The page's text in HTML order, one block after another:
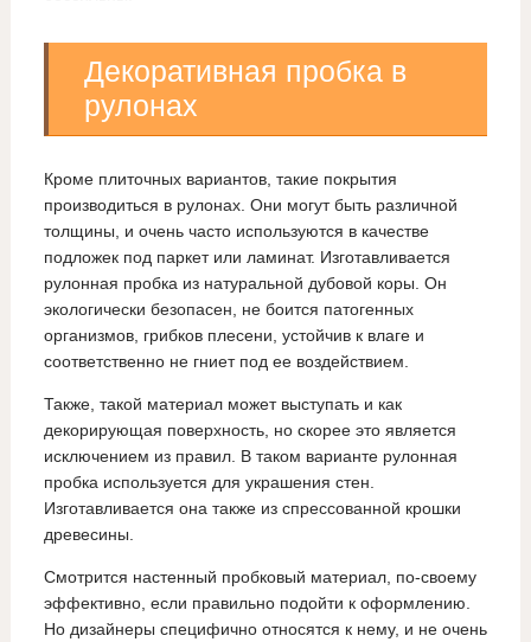
Декоративная пробка в
рулонах
Кроме плиточных вариантов, такие покрытия
производиться в рулонах. Они могут быть различной
толщины, и очень часто используются в качестве
подложек под паркет или ламинат. Изготавливается
рулонная пробка из натуральной дубовой коры. Он
экологически безопасен, не боится патогенных
организмов, грибков плесени, устойчив к влаге и
соответственно не гниет под ее воздействием.
Также, такой материал может выступать и как
декорирующая поверхность, но скорее это является
исключением из правил. В таком варианте рулонная
пробка используется для украшения стен.
Изготавливается она также из спрессованной крошки
древесины.
Смотрится настенный пробковый материал, по-своему
эффективно, если правильно подойти к оформлению.
Но дизайнеры специфично относятся к нему, и не очень